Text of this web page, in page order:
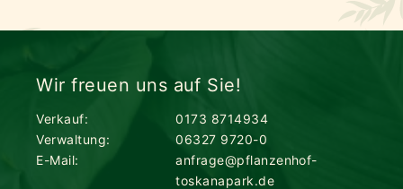
Wir freuen uns auf Sie!
Verkauf:
0173 8714934
Verwaltung:
06327 9720-0
E-Mail:
anfrage@pflanzenhof-
toskanapark.de